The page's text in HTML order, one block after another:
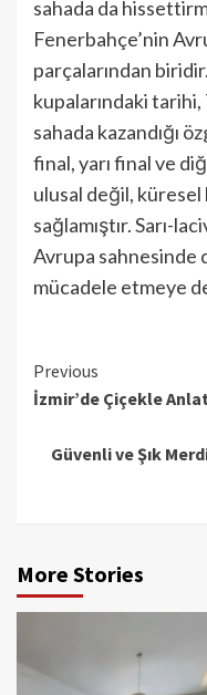
sahada da
Fenerbahçe’nin
parçalarından
kupalarındaki
sahada kazandığı
final, yarı final ve
ulusal değil, küresel
sağlamıştır. Sarı-
Avrupa sahnesinde
mücadele etmeye
Continue
Reading
Previous
İzmir’de Çiçekle
Güvenli ve Şık
More Stories